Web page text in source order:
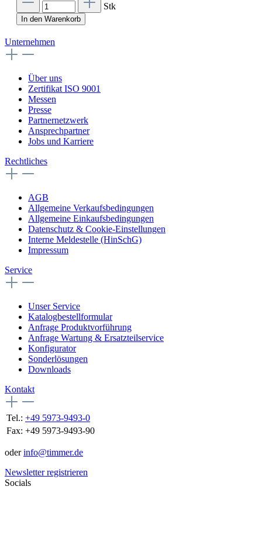
Stk
In den Warenkorb
Unternehmen
Über uns
Zertifikat ISO 9001
Messen
Presse
Partnernetzwerk
Ansprechpartner
Jobs und Karriere
Rechtliches
AGB
Allgemeine Verkaufsbedingungen
Allgemeine Einkaufsbedingungen
Datenschutz & Cookie-Einstellungen
Interne Meldestelle (HinSchG)
Impressum
Service
Unser Service
Katalogbestellformular
Anfrage Produktvorführung
Anfrage Wartung & Ersatzteilservice
Konfigurator
Sonderlösungen
Downloads
Kontakt
Tel.: +49 5973-9493-0
Fax: +49 5973-9493-90
oderinfo@timmer.de
Newsletter registrieren
Socials